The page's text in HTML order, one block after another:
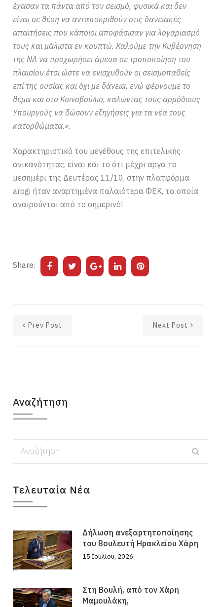
έχασαν τα πάντα από τον σεισμό, φυσικά και δεν
είναι σε θέση να ανταποκριθούν στις δανειακές
απαιτήσεις που κάποιοι αποφάσισαν για λογαριασμό
τους και μάλιστα εν κρυπτώ. Καλούμε την Κυβέρνηση
της ΝΔ να προχωρήσει άμεσα σε τροποποίηση του
πλαισίου έτσι ώστε να ενισχυθούν οι σεισμοπαθείς
επί της ουσίας και όχι με δάνεια, ενώ φέρνουμε το
θέμα και στο Κοινοβούλιο, καλώντας τους αρμόδιους
Υπουργούς να δώσουν εξηγήσεις για τα νέα τους
κατορθώματα.».
Χαρακτηριστικό του μεγέθους της επιτελικής
ανικανότητας, είναι και το ότι μέχρι αργά το
μεσημέρι της Δευτέρας 11/10, στην πλατφόρμα
arogi ήταν αναρτημένα παλαιότερα ΦΕΚ, τα οποία
αναιρούνται από το σημερινό!
Share:
Prev Post Next Post
Αναζήτηση
Τελευταία Νέα
Δήλωση ανεξαρτητοποίησης
του Βουλευτή Ηρακλείου Χάρη
15 Ιουλίου, 2026
Στη Βουλή, από τον Χάρη
Μαμουλάκη,